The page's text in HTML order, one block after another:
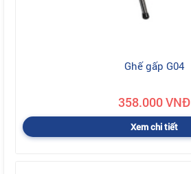
Ghế gấp G04
358.000 VNĐ
Xem chi tiết